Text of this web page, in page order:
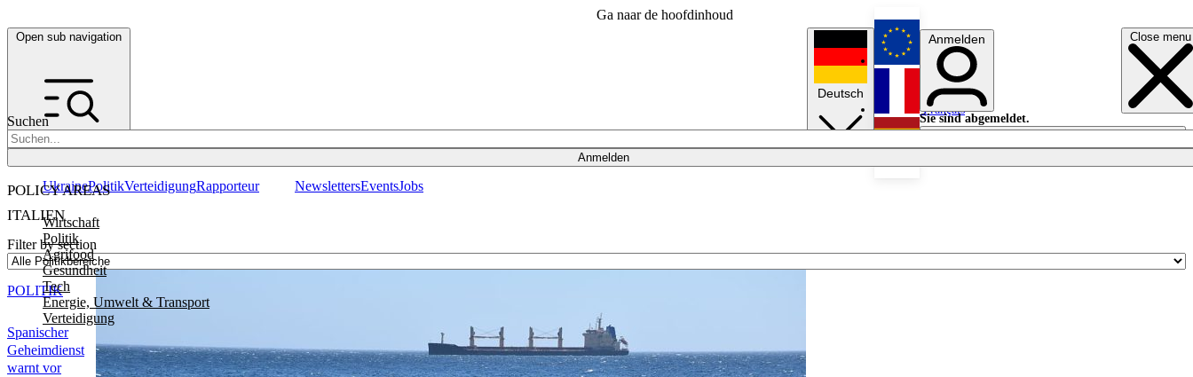
Ga naar de hoofdinhoud
Open sub navigation Close menu
Suchen
Anmelden
POLICY AREAS
Wirtschaft
Politik
Agrifood
Gesundheit
Tech
Energie, Umwelt & Transport
Verteidigung
UkrainePolitikVerteidigungRapporteur NewslettersEventsJobs
Deutsch
English
Français
Anmelden
Sie sind abgemeldet.
Anmelden
Licht aus
ITALIEN
Filter by section
Spanischer
Geheimdienst
warnt vor
POLITIK